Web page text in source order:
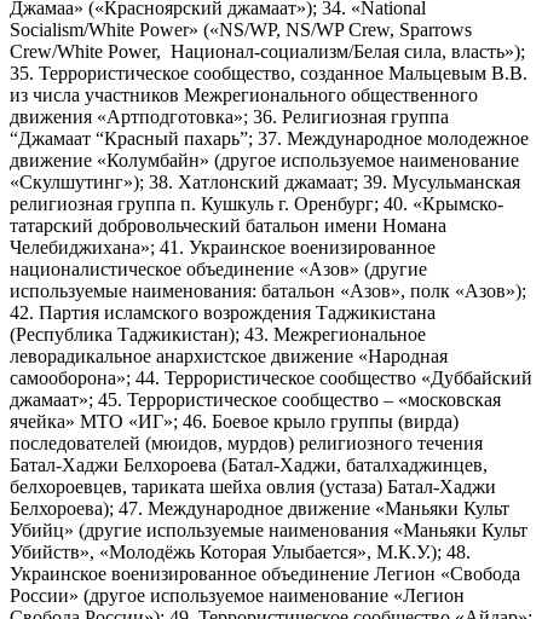
Джамаа» («Красноярский джамаат»); 34. «National
Socialism/White Power» («NS/WP, NS/WP Crew, Sparrows
Crew/White Power, Национал-социализм/Белая сила, власть»);
35. Террористическое сообщество, созданное Мальцевым В.В.
из числа участников Межрегионального общественного
движения «Артподготовка»; 36. Религиозная группа
“Джамаат “Красный пахарь”; 37. Международное молодежное
движение «Колумбайн» (другое используемое наименование
«Скулшутинг»); 38. Хатлонский джамаат; 39. Мусульманская
религиозная группа п. Кушкуль г. Оренбург; 40. «Крымско-
татарский добровольческий батальон имени Номана
Челебиджихана»; 41. Украинское военизированное
националистическое объединение «Азов» (другие
используемые наименования: батальон «Азов», полк «Азов»);
42. Партия исламского возрождения Таджикистана
(Республика Таджикистан); 43. Межрегиональное
леворадикальное анархистское движение «Народная
самооборона»; 44. Террористическое сообщество «Дуббайский
джамаат»; 45. Террористическое сообщество – «московская
ячейка» МТО «ИГ»; 46. Боевое крыло группы (вирда)
последователей (мюидов, мурдов) религиозного течения
Батал-Хаджи Белхороева (Батал-Хаджи, баталхаджинцев,
белхороевцев, тариката шейха овлия (устаза) Батал-Хаджи
Белхороева); 47. Международное движение «Маньяки Культ
Убийц» (другие используемые наименования «Маньяки Культ
Убийств», «Молодёжь Которая Улыбается», М.К.У.); 48.
Украинское военизированное объединение Легион «Свобода
России» (другое используемое наименование «Легион